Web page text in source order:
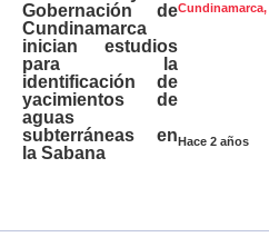
Cundinamarca,
Hace 2 años
Gobernación de
Cundinamarca
inician estudios
para la
identificación de
yacimientos de
aguas
subterráneas en
la Sabana